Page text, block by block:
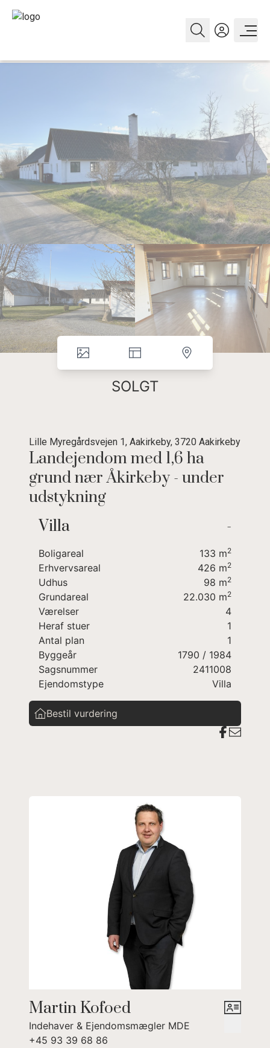
SOLGT
Lille Myregårdsvejen 1, Aakirkeby, 3720 Aakirkeby
Landejendom med 1,6 ha
grund nær Åkirkeby - under
udstykning
omgivelser med gode udbygninger til
beliggende nær Åkirkeby med
skole/idrætsfaciliteter og gode
indkøbsmuligheder.
Ejendommen indeholder:
Entré
Køkken
Stue
Badeværelse med brus
Soveværelse
Gæste/børneværelse
Staldbygning
God landejendom på Midtbornholm - oplagt
til hestehold med beliggenhed tæt på
skovområdet Åker Plantage og nær til Ridehal
Villa -
Boligareal 133 m2
Erhvervsareal 426 m2
Udhus 98 m2
Grundareal 22.030 m2
Værelser
4
Heraf stuer
1
Antal plan
1
Byggeår
1790 / 1984
Sagsnummer
2411008
Ejendomstype
Villa
Bestil vurdering
Martin Kofoed
Indehaver & Ejendomsmægler MDE
+45 93 39 68 86